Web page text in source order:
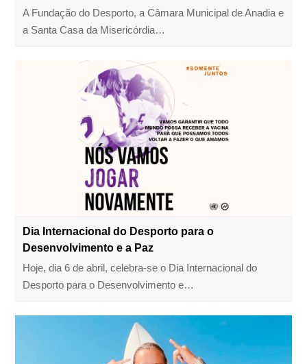
A Fundação do Desporto, a Câmara Municipal de Anadia e
a Santa Casa da Misericórdia…
Dia Internacional do Desporto para o
Desenvolvimento e a Paz
Hoje, dia 6 de abril, celebra-se o Dia Internacional do
Desporto para o Desenvolvimento e…